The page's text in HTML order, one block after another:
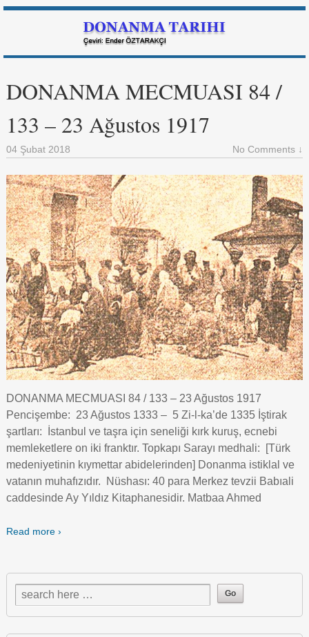
DONANMA MECMUASI 84 /
133 – 23 Ağustos 1917
04 Şubat 2018 No Comments ↓
DONANMA MECMUASI 84 / 133 – 23 Ağustos 1917
Pencişembe: 23 Ağustos 1333 – 5 Zi-l-ka’de 1335 İştirak
şartları: İstanbul ve taşra için seneliği kırk kuruş, ecnebi
memleketlere on iki franktır. Topkapı Sarayı medhali: [Türk
medeniyetinin kıymettar abidelerinden] Donanma istiklal ve
vatanın muhafızıdır. Nüshası: 40 para Merkez tevzii Babıali
caddesinde Ay Yıldız Kitaphanesidir. Matbaa Ahmed
Read more ›